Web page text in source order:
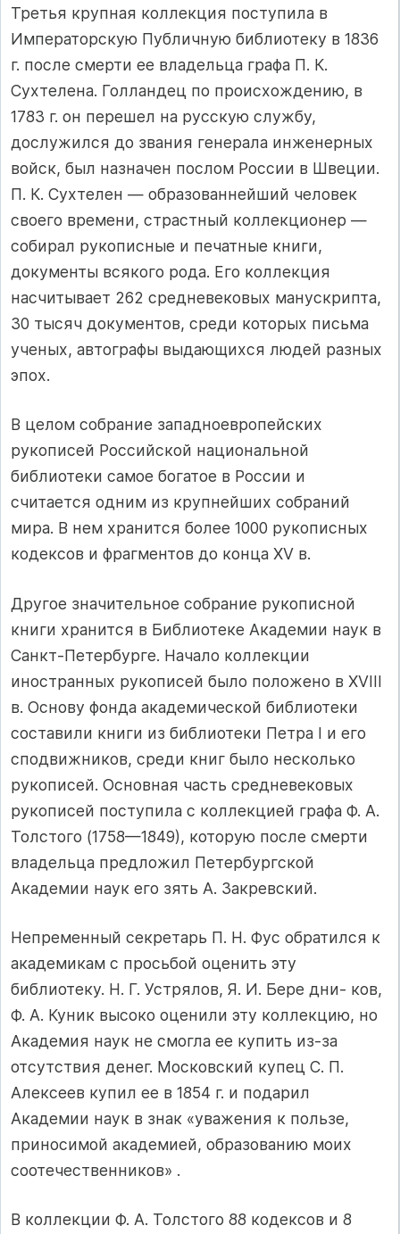
Третья крупная коллекция поступила в
Императорскую Публичную библиотеку в 1836
г. после смерти ее владельца графа П. К.
Сухтелена. Голландец по происхождению, в
1783 г. он перешел на русскую службу,
дослужился до звания генерала инженерных
войск, был назначен послом России в Швеции.
П. К. Сухтелен — образованнейший человек
своего времени, страстный коллекционер —
собирал рукописные и печатные книги,
документы всякого рода. Его коллекция
насчитывает 262 средневековых манускрипта,
30 тысяч документов, среди которых письма
ученых, автографы выдающихся людей разных
эпох.
В целом собрание западноевропейских
рукописей Российской национальной
библиотеки самое богатое в России и
считается одним из крупнейших собраний
мира. В нем хранится более 1000 рукописных
кодексов и фрагментов до конца XV в.
Другое значительное собрание рукописной
книги хранится в Библиотеке Академии наук в
Санкт-Петербурге. Начало коллекции
иностранных рукописей было положено в XVIII
в. Основу фонда академической библиотеки
составили книги из библиотеки Петра I и его
сподвижников, среди книг было несколько
рукописей. Основная часть средневековых
рукописей поступила с коллекцией графа Ф. А.
Толстого (1758—1849), которую после смерти
владельца предложил Петербургской
Академии наук его зять А. Закревский.
Непременный секретарь П. Н. Фус обратился к
академикам с просьбой оценить эту
библиотеку. Н. Г. Устрялов, Я. И. Бере дни- ков,
Ф. А. Куник высоко оценили эту коллекцию, но
Академия наук не смогла ее купить из-за
отсутствия денег. Московский купец С. П.
Алексеев купил ее в 1854 г. и подарил
Академии наук в знак «уважения к пользе,
приносимой академией, образованию моих
соотечественников» .
В коллекции Ф. А. Толстого 88 кодексов и 8